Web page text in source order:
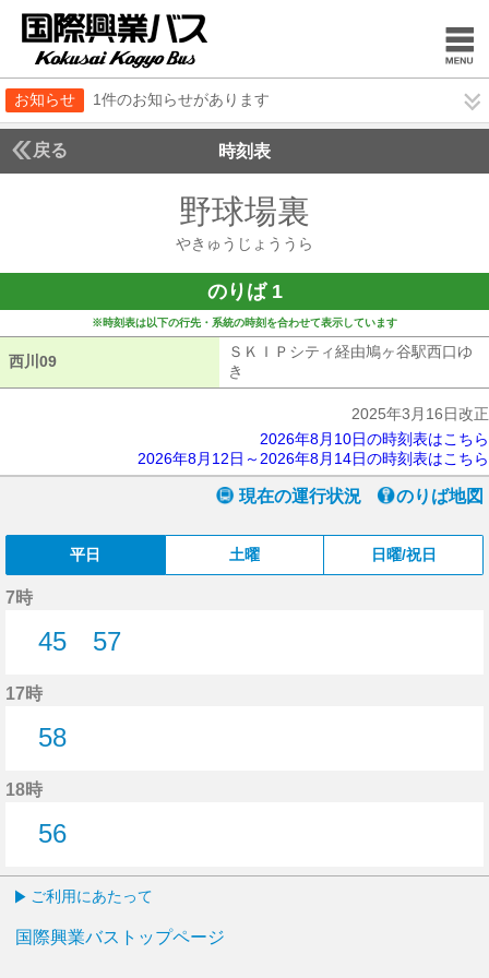
お知らせ 1件のお知らせがあります
戻る 時刻表
野球場裏
やきゅうじょううら
のりば 1
※時刻表は以下の行先・系統の時刻を合わせて表示しています
西川09
ＳＫＩＰシティ経由鳩ヶ谷駅西口ゆ
き
2025年3月16日改正
2026年8月10日の時刻表はこちら
2026年8月12日～2026年8月14日の時刻表はこちら
現在の運行状況 のりば地図
平日 土曜 日曜/祝日
7時
45
57
17時
58
18時
56
ご利用にあたって
国際興業バストップページ